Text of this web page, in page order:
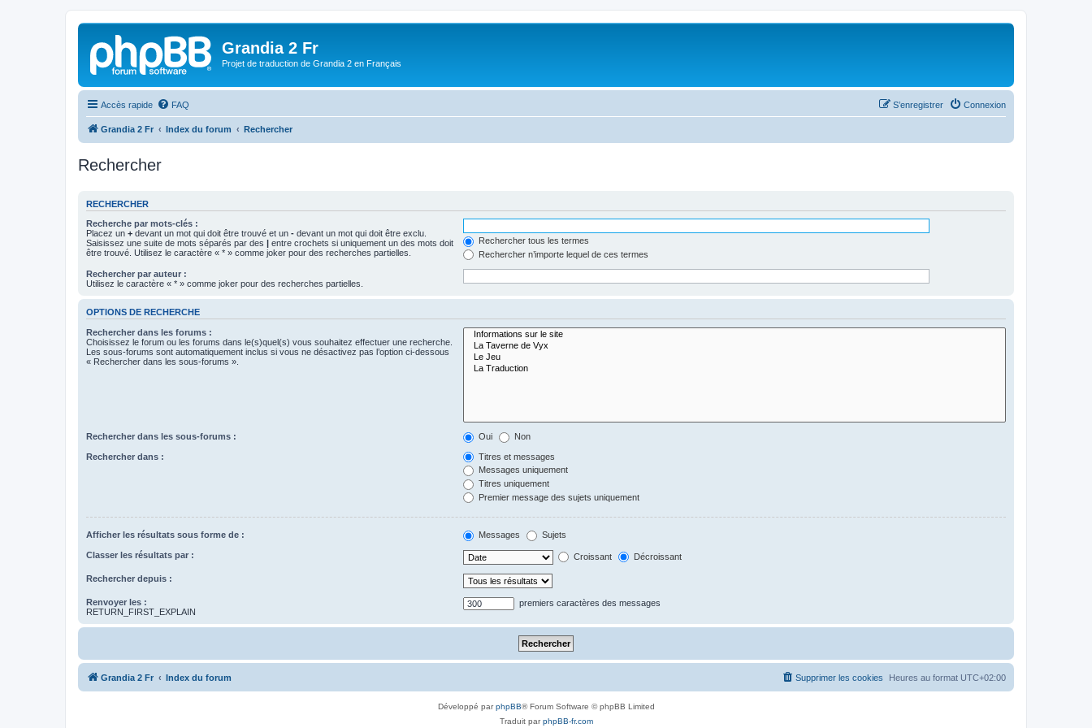
Grandia 2 Fr
Projet de traduction de Grandia 2 en Français
Accès rapide FAQ Connexion
S’enregistrer
Grandia 2 Fr Index du forum Rechercher
Rechercher
RECHERCHER
Recherche par mots-clés :
Placez un + devant un mot qui doit être trouvé et un - devant un mot qui doit être exclu.
Saisissez une suite de mots séparés par des | entre crochets si uniquement un des mots doit
être trouvé. Utilisez le caractère « * » comme joker pour des recherches partielles.
Rechercher tous les termes
Rechercher n’importe lequel de ces termes
Rechercher par auteur :
Utilisez le caractère « * » comme joker pour des recherches partielles.
OPTIONS DE RECHERCHE
Rechercher dans les forums :
Choisissez le forum ou les forums dans le(s)quel(s) vous souhaitez effectuer une recherche.
Les sous-forums sont automatiquement inclus si vous ne désactivez pas l’option ci-dessous
« Rechercher dans les sous-forums ».
Rechercher dans les sous-forums : Oui Non
Rechercher dans :
Titres et messages
Messages uniquement
Titres uniquement
Premier message des sujets uniquement
Afficher les résultats sous forme de : Messages Sujets
Classer les résultats par : Croissant Décroissant
Rechercher depuis :
Renvoyer les :
RETURN_FIRST_EXPLAIN
premiers caractères des messages
Grandia 2 Fr Index du forum Heures au format UTC+02:00
Supprimer les cookies
Développé parphpBB® Forum Software © phpBB Limited
Traduit parphpBB-fr.com